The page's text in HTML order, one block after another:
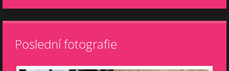
Poslední fotografie